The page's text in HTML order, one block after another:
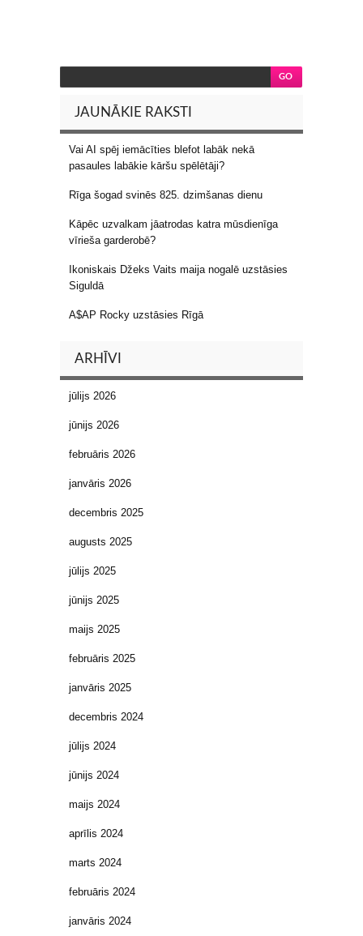
JAUNĀKIE RAKSTI
Vai AI spēj iemācīties blefot labāk nekā
pasaules labākie kāršu spēlētāji?
Rīga šogad svinēs 825. dzimšanas dienu
Kāpēc uzvalkam jāatrodas katra mūsdienīga
vīrieša garderobē?
Ikoniskais Džeks Vaits maija nogalē uzstāsies
Siguldā
A$AP Rocky uzstāsies Rīgā
ARHĪVI
jūlijs 2026
jūnijs 2026
februāris 2026
janvāris 2026
decembris 2025
augusts 2025
jūlijs 2025
jūnijs 2025
maijs 2025
februāris 2025
janvāris 2025
decembris 2024
jūlijs 2024
jūnijs 2024
maijs 2024
aprīlis 2024
marts 2024
februāris 2024
janvāris 2024